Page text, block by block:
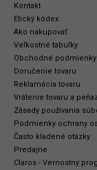
Kontakt
Etický kódex
Ako nakupovať
Veľkostné tabuľky
Obchodné podmienky
Doručenie tovaru
Reklamácia tovaru
Vrátenie tovaru a
Zásady používania
Podmienky ochrany
Často kladené otázky
Predajne
Claros - Vernostný